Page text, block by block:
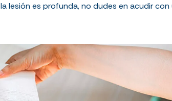
lesión es profunda, no dudes en acudir con